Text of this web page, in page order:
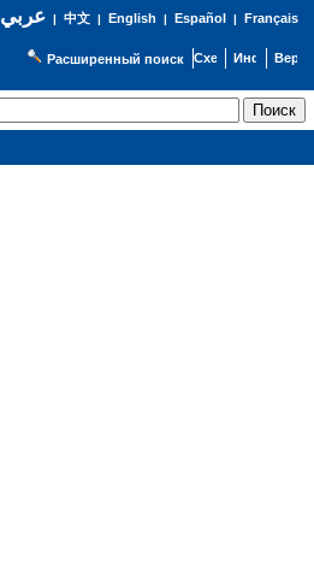
عربي| 中文| English | Español | Français
Расширенный поиск